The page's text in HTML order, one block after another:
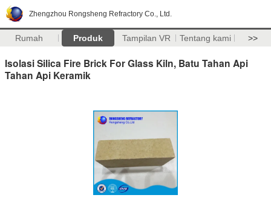
Zhengzhou Rongsheng Refractory Co., Ltd.
Rumah Produk Tampilan VR Tentang kami >>
Isolasi Silica Fire Brick For Glass Kiln, Batu Tahan Api
Tahan Api Keramik